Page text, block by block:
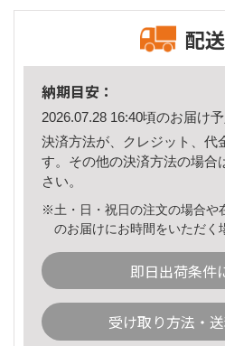
配
納期目安：
2026.07.28 16:40頃のお届け予
決済方法が、クレジット、代
す。その他の決済方法の場合
さい。
※土・日・祝日の注文の場合や
のお届けにお時間をいただく
即日出荷条件
受け取り方法・